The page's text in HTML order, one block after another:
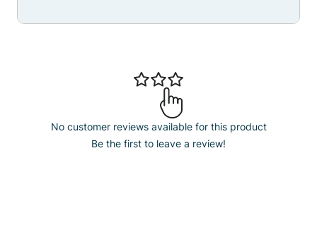
No customer reviews available for this product
Be the first to leave a review!